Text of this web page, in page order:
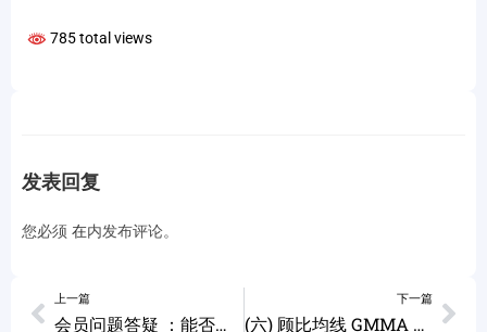
785 total views
发表回复
您必须 在内发布评论。
上一篇
会员问题答疑 ：能否请分析一下特斯拉目前的图形？他现在是在12/21/21的低点$886和$1200之间横盘吗？还是在做头？如果做头……
下一篇
(六) 顾比均线 GMMA 实战技巧 – 下跌趋势如何进场更安全